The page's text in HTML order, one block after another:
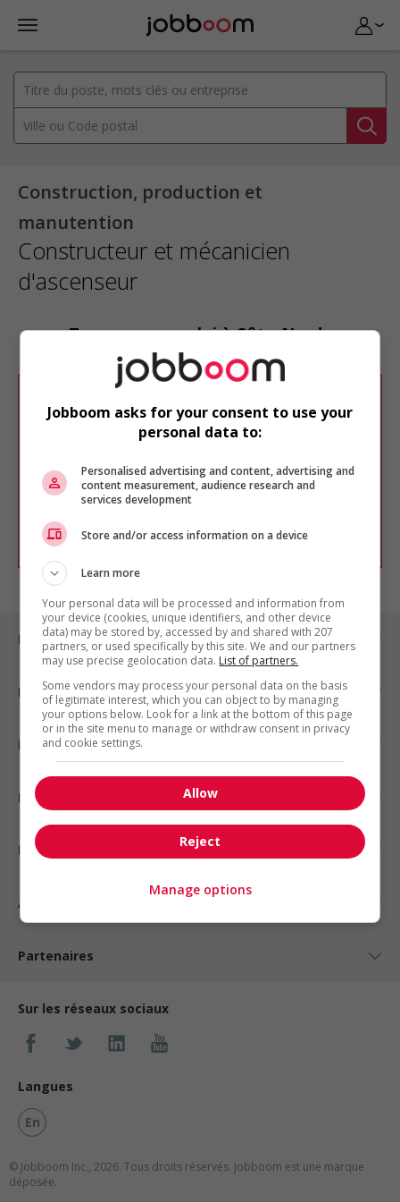
Construction, production et
manutention
Constructeur et mécanicien
d'ascenseur
Trouvez un emploi à Côte-Nord :
Constructeur et mécanicien d'ascenseur
résultat.
Veuillez faire une nouvelle recherche.
Vous pouvez en tout temps utiliser nos
outils pour raffiner votre recherche, ou
chercher un poste selon votre profil
comme membre Jobboom.
Emplois par ville
Emplois par secteur
Emplois par statut
Emplois par type
Nos suggestions
À propos
Partenaires
Sur les réseaux sociaux
Langues
En
© Jobboom Inc., 2026. Tous droits réservés. Jobboom est une marque
déposée.
Jobboom asks for your consent to use your
personal data to:
Personalised advertising and content, advertising and
content measurement, audience research and
services development
Store and/or access information on a device
Learn more
Your personal data will be processed and information from
your device (cookies, unique identifiers, and other device
data) may be stored by, accessed by and shared with 207
partners, or used specifically by this site. We and our partners
may use precise geolocation data. List of partners.
Some vendors may process your personal data on the basis
of legitimate interest, which you can object to by managing
your options below. Look for a link at the bottom of this page
or in the site menu to manage or withdraw consent in privacy
and cookie settings.
Allow
Reject
Manage options